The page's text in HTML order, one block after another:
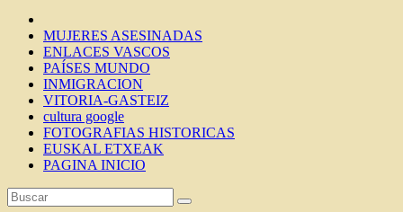
MUJERES ASESINADAS
ENLACES VASCOS
PAÍSES MUNDO
INMIGRACION
VITORIA-GASTEIZ
cultura google
FOTOGRAFIAS HISTORICAS
EUSKAL ETXEAK
PAGINA INICIO